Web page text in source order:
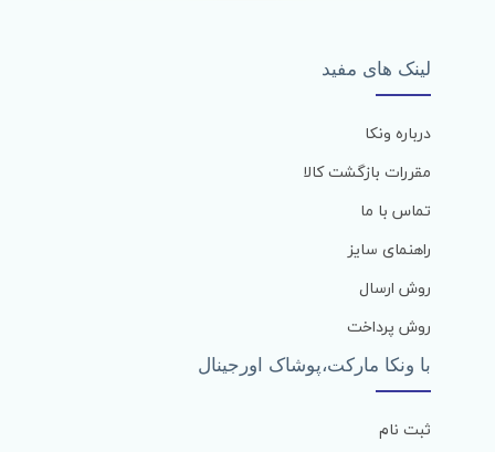
لینک های مفید
درباره ونکا
مقررات بازگشت کالا
تماس با ما
راهنمای سایز
روش ارسال
روش پرداخت
با ونکا مارکت،پوشاک اورجینال
ثبت نام